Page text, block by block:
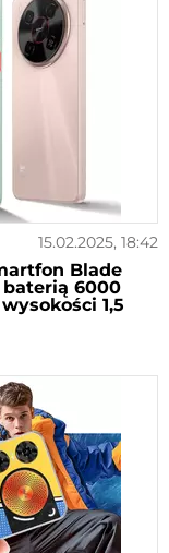
15.02.2025, 18:42
Blade
baterią 6000
1,5